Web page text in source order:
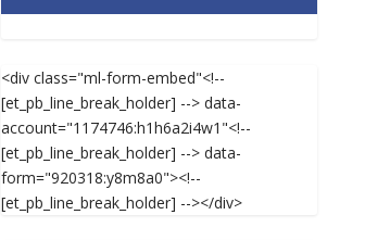
<div class="ml-form-embed"<!--
[et_pb_line_break_holder] --> data-
account="1174746:h1h6a2i4w1"<!--
[et_pb_line_break_holder] --> data-
form="920318:y8m8a0"><!--
[et_pb_line_break_holder] --></div>